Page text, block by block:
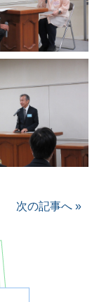
次の記事へ »